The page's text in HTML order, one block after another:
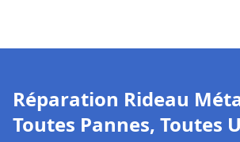
Réparation Rideau
Toutes Pannes, Toutes